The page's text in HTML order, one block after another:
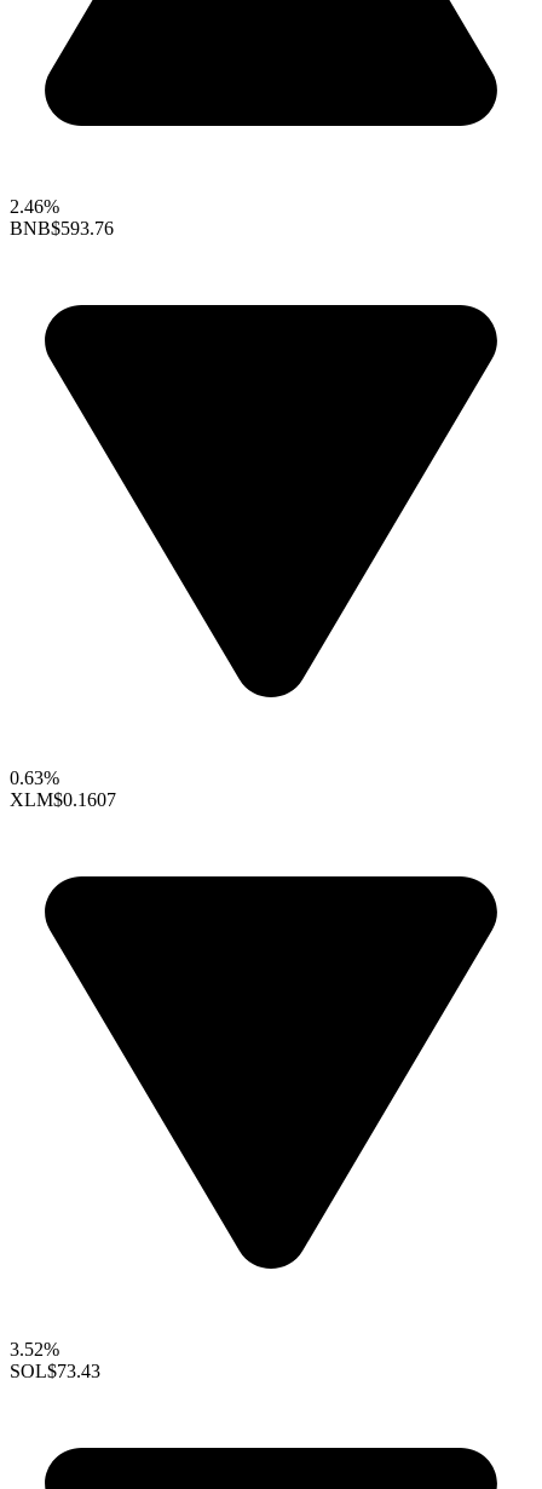
2.46%
BNB$593.76
0.63%
XLM$0.1607
3.52%
SOL$73.43